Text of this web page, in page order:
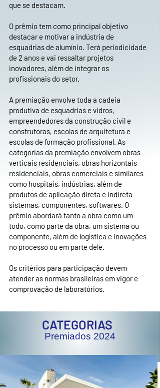
que se destacam.
O prêmio tem como principal objetivo
destacar e motivar a indústria de
esquadrias de alumínio. Terá periodicidade
de 2 anos e vai ressaltar projetos
inovadores, além de integrar os
profissionais do setor.
A premiação envolve toda a cadeia
produtiva de esquadrias e vidros,
empreendedores da construção civil e
construtoras, escolas de arquitetura e
escolas de formação profissional. As
categorias da premiação envolvem obras
verticais residenciais, obras horizontais
residenciais, obras comerciais e similares –
como hospitais, indústrias, além de
produtos de aplicação direta e indireta –
sistemas, componentes, softwares. O
prêmio abordará tanto a obra como um
todo, como parte da obra, um sistema ou
componente, além de logística e inovações
no processo ou em parte dele.
Os critérios para participação devem
atender as normas brasileiras em vigor e
comprovação de laboratórios.
CATEGORIAS
Premiados 2024